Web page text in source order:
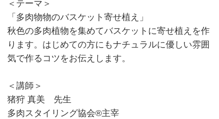
＜テーマ＞
「多肉物物のバスケット寄せ植え」
秋色の多肉植物を集めてバスケットに寄せ植えを作
ります。はじめての方にもナチュラルに優しい雰囲
気で作るコツをお伝えします。
＜講師＞
猪狩 真美 先生
多肉スタイリング協会®︎主宰